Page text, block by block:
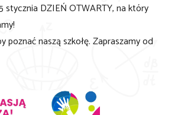
stycznia DZIEŃ OTWARTY, na który
poznać naszą szkołę. Zapraszamy od